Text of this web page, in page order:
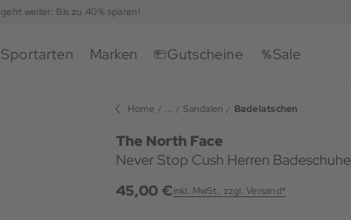
geht weiter: Bis zu 40% sparen!
Sportarten Marken Gutscheine Sale
Home ... Sandalen Badelatschen
The North Face
Never Stop Cush Herren Badeschuhe
45,00 €inkl. MwSt., zzgl. Versand*